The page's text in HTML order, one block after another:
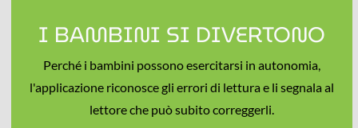
I BAMBINI SI DIVERTONO
Perché i bambini possono esercitarsi in autonomia,
l'applicazione riconosce gli errori di lettura e li segnala al
lettore che può subito correggerli.
motivazione al trattamento
Quando i bambini usano l’App TurboLettura giocano
senza sentire il peso di un trattamento riabilitativo.